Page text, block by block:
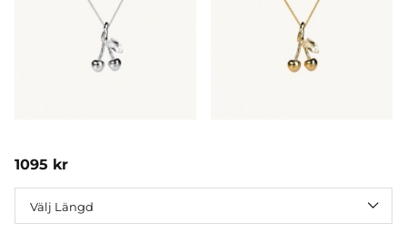
1095 kr